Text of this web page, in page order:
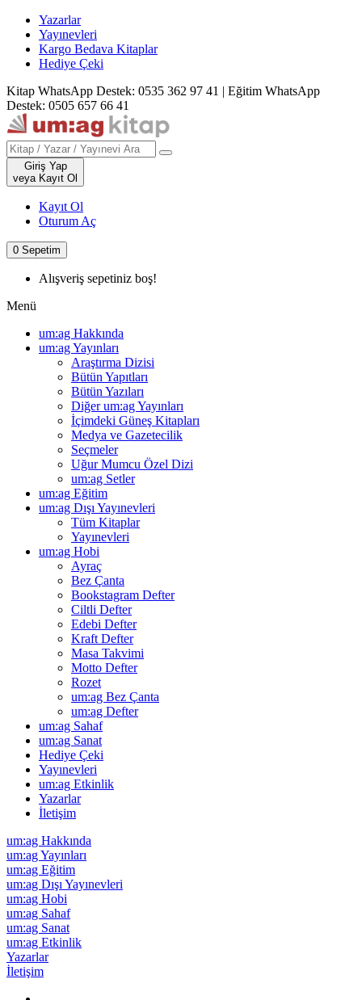
Yazarlar
Yayınevleri
Kargo Bedava Kitaplar
Hediye Çeki
Kitap WhatsApp Destek: 0535 362 97 41 | Eğitim WhatsApp
Destek: 0505 657 66 41
Giriş Yap
veya Kayıt Ol
Kayıt Ol
Oturum Aç
0 Sepetim
Alışveriş sepetiniz boş!
Menü
um:ag Hakkında
um:ag Yayınları
Araştırma Dizisi
Bütün Yapıtları
Bütün Yazıları
Diğer um:ag Yayınları
İçimdeki Güneş Kitapları
Medya ve Gazetecilik
Seçmeler
Uğur Mumcu Özel Dizi
um:ag Setler
um:ag Eğitim
um:ag Dışı Yayınevleri
Tüm Kitaplar
Yayınevleri
um:ag Hobi
Ayraç
Bez Çanta
Bookstagram Defter
Ciltli Defter
Edebi Defter
Kraft Defter
Masa Takvimi
Motto Defter
Rozet
um:ag Bez Çanta
um:ag Defter
um:ag Sahaf
um:ag Sanat
Hediye Çeki
Yayınevleri
um:ag Etkinlik
Yazarlar
İletişim
um:ag Hakkında
um:ag Yayınları
um:ag Eğitim
um:ag Dışı Yayınevleri
um:ag Hobi
um:ag Sahaf
um:ag Sanat
um:ag Etkinlik
Yazarlar
İletişim